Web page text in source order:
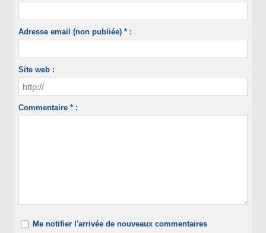
Adresse email (non publiée) * :
Site web :
Commentaire * :
Me notifier l'arrivée de nouveaux commentaires